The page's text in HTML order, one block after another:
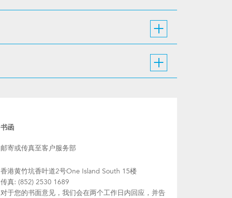
书函
邮寄或传真至客户服务部
香港黄竹坑香叶道2号One Island South 15楼
传真: (852) 2530 1689
对于您的书面意见，我们会在两个工作日内回应，并告